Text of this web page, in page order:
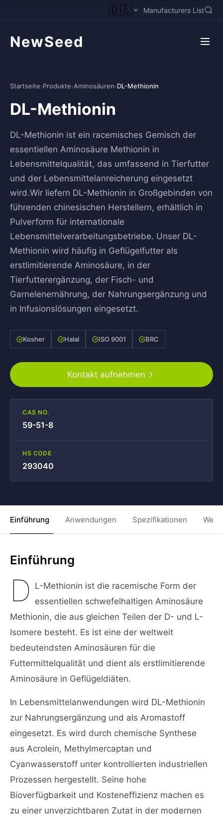
🇩🇪 Manufacturers List
NewSeed
Startseite›Produkte›Aminosäuren›DL-Methionin
DL-Methionin
DL-Methionin ist ein racemisches Gemisch der
essentiellen Aminosäure Methionin in
Lebensmittelqualität, das umfassend in Tierfutter
und der Lebensmittelanreicherung eingesetzt
wird.Wir liefern DL-Methionin in Großgebinden von
führenden chinesischen Herstellern, erhältlich in
Pulverform für internationale
Lebensmittelverarbeitungsbetriebe. Unser DL-
Methionin wird häufig in Geflügelfutter als
erstlimitierende Aminosäure, in der
Tierfutterergänzung, der Fisch- und
Garnelenernährung, der Nahrungsergänzung und
in Infusionslösungen eingesetzt.
Kosher Halal ISO 9001 BRC
Kontakt aufnehmen
CAS NO.
59-51-8
HS CODE
293040
Einführung Anwendungen Spezifikationen
Einführung
D L-Methionin ist die racemische Form der
essentiellen schwefelhaltigen Aminosäure
Methionin, die aus gleichen Teilen der D- und L-
Isomere besteht. Es ist eine der weltweit
bedeutendsten Aminosäuren für die
Futtermittelqualität und dient als erstlimitierende
Aminosäure in Geflügeldiäten.
In Lebensmittelanwendungen wird DL-Methionin
zur Nahrungsergänzung und als Aromastoff
eingesetzt. Es wird durch chemische Synthese
aus Acrolein, Methylmercaptan und
Cyanwasserstoff unter kontrollierten industriellen
Prozessen hergestellt. Seine hohe
Bioverfügbarkeit und Kosteneffizienz machen es
zu einer unverzichtbaren Zutat in der modernen